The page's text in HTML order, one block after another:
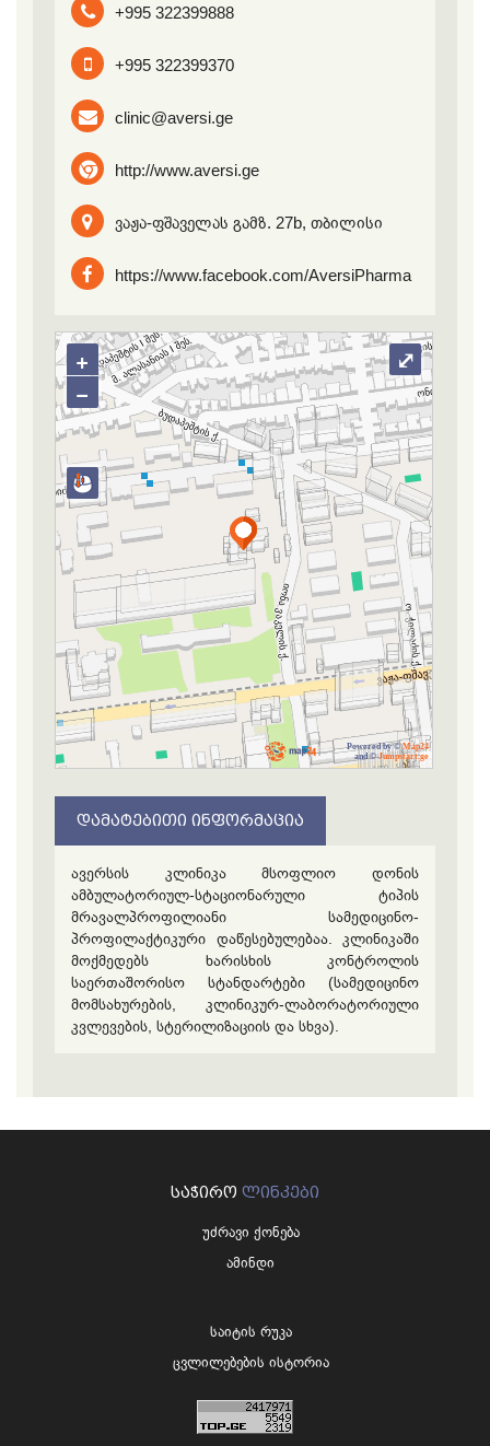
+995 322399888
+995 322399370
clinic@aversi.ge
http://www.aversi.ge
ვაჟა-ფშაველას გამზ. 27b, თბილისი
https://www.facebook.com/AversiPharma
+
−
Powered by ©Map24
and ©Jumpstart.ge
⤢
ᲓᲐᲛᲐᲢᲔᲑᲘᲗᲘ ᲘᲜᲤᲝᲠᲛᲐᲪᲘᲐ
ავერსის კლინიკა მსოფლიო დონის
ამბულატორიულ-სტაციონარული ტიპის
მრავალპროფილიანი სამედიცინო-
პროფილაქტიკური დაწესებულებაა. კლინიკაში
მოქმედებს ხარისხის კონტროლის
საერთაშორისო სტანდარტები (სამედიცინო
მომსახურების, კლინიკურ-ლაბორატორიული
კვლევების, სტერილიზაციის და სხვა).
ᲡᲐᲭᲘᲠᲝ ᲚᲘᲜᲙᲔᲑᲘ
უძრავი ქონება
ამინდი
საიტის რუკა
ცვლილებების ისტორია